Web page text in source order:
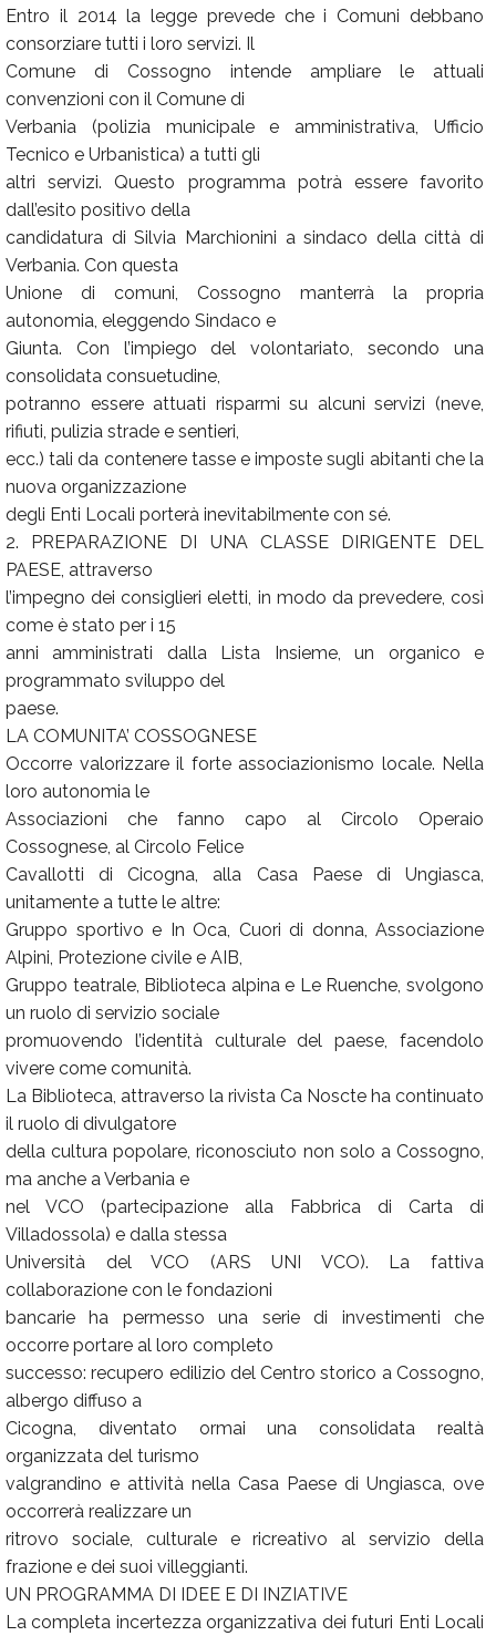
Entro il 2014 la legge prevede che i Comuni debbano
consorziare tutti i loro servizi. Il
Comune di Cossogno intende ampliare le attuali
convenzioni con il Comune di
Verbania (polizia municipale e amministrativa, Ufficio
Tecnico e Urbanistica) a tutti gli
altri servizi. Questo programma potrà essere favorito
dall’esito positivo della
candidatura di Silvia Marchionini a sindaco della città di
Verbania. Con questa
Unione di comuni, Cossogno manterrà la propria
autonomia, eleggendo Sindaco e
Giunta. Con l’impiego del volontariato, secondo una
consolidata consuetudine,
potranno essere attuati risparmi su alcuni servizi (neve,
rifiuti, pulizia strade e sentieri,
ecc.) tali da contenere tasse e imposte sugli abitanti che la
nuova organizzazione
degli Enti Locali porterà inevitabilmente con sé.
2. PREPARAZIONE DI UNA CLASSE DIRIGENTE DEL
PAESE, attraverso
l’impegno dei consiglieri eletti, in modo da prevedere, così
come è stato per i 15
anni amministrati dalla Lista Insieme, un organico e
programmato sviluppo del
paese.
LA COMUNITA’ COSSOGNESE
Occorre valorizzare il forte associazionismo locale. Nella
loro autonomia le
Associazioni che fanno capo al Circolo Operaio
Cossognese, al Circolo Felice
Cavallotti di Cicogna, alla Casa Paese di Ungiasca,
unitamente a tutte le altre:
Gruppo sportivo e In Oca, Cuori di donna, Associazione
Alpini, Protezione civile e AIB,
Gruppo teatrale, Biblioteca alpina e Le Ruenche, svolgono
un ruolo di servizio sociale
promuovendo l’identità culturale del paese, facendolo
vivere come comunità.
La Biblioteca, attraverso la rivista Ca Noscte ha continuato
il ruolo di divulgatore
della cultura popolare, riconosciuto non solo a Cossogno,
ma anche a Verbania e
nel VCO (partecipazione alla Fabbrica di Carta di
Villadossola) e dalla stessa
Università del VCO (ARS UNI VCO). La fattiva
collaborazione con le fondazioni
bancarie ha permesso una serie di investimenti che
occorre portare al loro completo
successo: recupero edilizio del Centro storico a Cossogno,
albergo diffuso a
Cicogna, diventato ormai una consolidata realtà
organizzata del turismo
valgrandino e attività nella Casa Paese di Ungiasca, ove
occorrerà realizzare un
ritrovo sociale, culturale e ricreativo al servizio della
frazione e dei suoi villeggianti.
UN PROGRAMMA DI IDEE E DI INZIATIVE
La completa incertezza organizzativa dei futuri Enti Locali